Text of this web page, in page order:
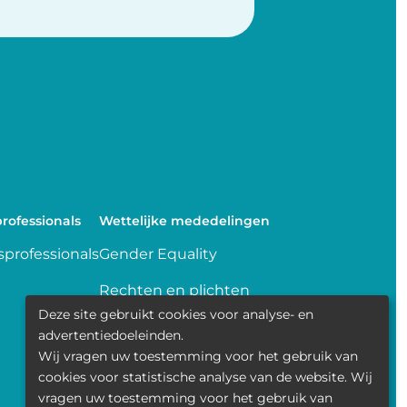
Wettelijke mededelingen
Gender Equality
Rechten en plichten
Delen van gegevens
Transparence
Politique de la vie privée
Deze site gebruikt cookies voor analyse- en
advertentiedoeleinden.
Wij vragen uw toestemming voor het gebruik van
cookies voor statistische analyse van de website. Wij
vragen uw toestemming voor het gebruik van